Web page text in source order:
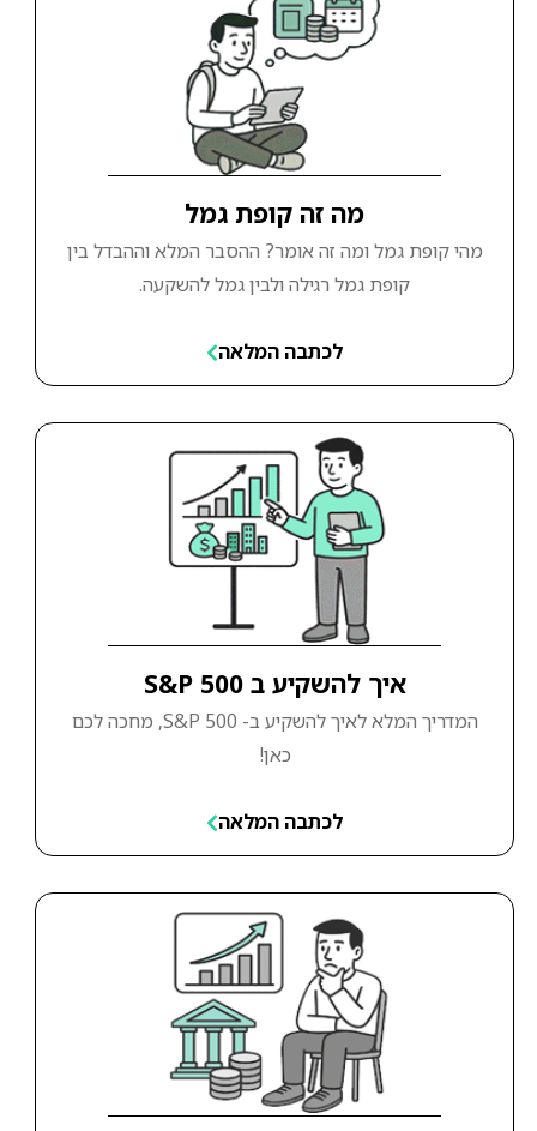
מה זה קופת גמל
מהי קופת גמל ומה זה אומר? ההסבר המלא וההבדל בין
קופת גמל רגילה ולבין גמל להשקעה.
לכתבה המלאה
איך להשקיע ב S&P 500
המדריך המלא לאיך להשקיע ב- S&P 500, מחכה לכם
כאן!
לכתבה המלאה